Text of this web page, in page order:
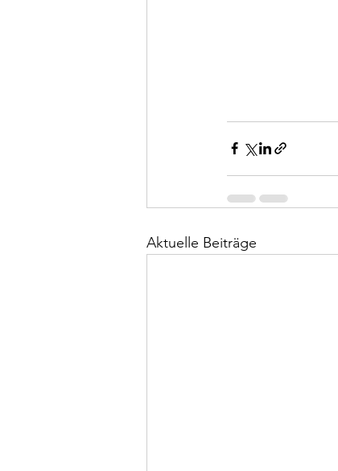
Aktuelle Beiträge